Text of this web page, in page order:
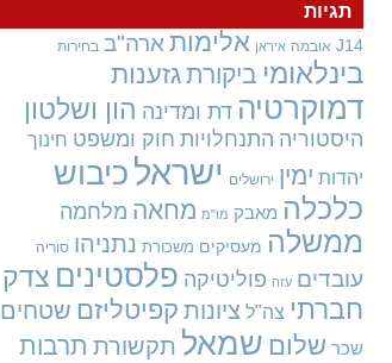
תגיות
J14 אובמה איראן אלימות ארה"ב בחירות
בינלאומי ביקורתגזענות
דמוקרטיה דת ומדינה הון ושלטון
היסטוריה התנחלויות חוק ומשפט חינוך
יהדות ימין ירושלים ישראל כיבוש
כלכלה מאבק מו"מ מחאה מלחמה
ממשלה מעסיקים משכורת נתניהו סוריה
עובדים עזה פוליטיקה פלסטינים צדק
חברתי צה"ל ציונות קפיטליזם שטחים
שכר שלום שמאל תקשורת תרבות